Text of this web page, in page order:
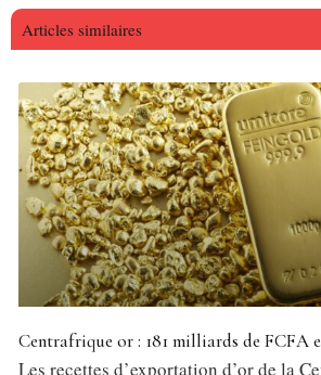
Articles similaires
Centrafrique or : 181 milliards de FCFA
Les recettes d’exportation d’or de la